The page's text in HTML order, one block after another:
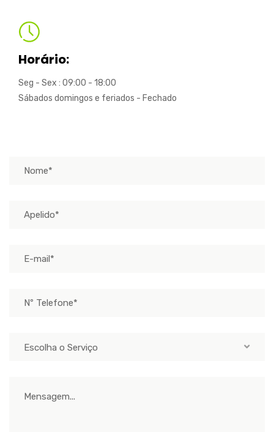
Horário:
Seg - Sex : 09:00 - 18:00
Sábados domingos e feriados - Fechado
Escolha o Serviço